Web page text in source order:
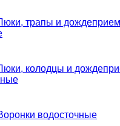
трапы и
колодцы и
водосточные